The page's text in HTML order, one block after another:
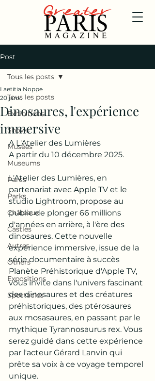
Post
Tous les posts
Exhibitions
Shows
Musées
Museums
Parcs
Parks
Châteaux
Castles
Autres
Others
Expositions
Spectacles
Tous les posts
Dinosaures, l'expérience
immersive
Laetitia Noppe
20 janv.
A L'Atelier des Lumières
A partir du 10 décembre 2025.
L'Atelier des Lumières, en
partenariat avec Apple TV et le
studio Lightroom, propose au
public de plonger 66 millions
d'années en arrière, à l'ère des
dinosaures. Cette nouvelle
expérience immersive, issue de la
série documentaire à succès
Planète Préhistorique d'Apple TV,
vous invite dans l'univers fascinant
des dinosaures et des créatures
préhistoriques, des ptérosaures
aux mosasaures, en passant par le
mythique Tyrannosaurus rex. Vous
serez guidé dans cette expérience
par l'acteur Gérard Lanvin qui
prête sa voix à ce voyage temporel
unique.